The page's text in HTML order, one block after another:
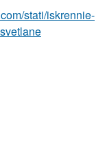
stati/iskrennie-